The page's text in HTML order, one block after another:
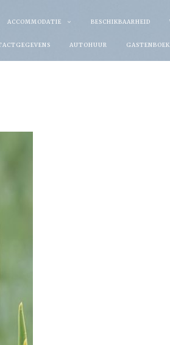
ACCOMMODATIE BESCHIKBAARHEID
AUTOHUUR GASTENBOEK